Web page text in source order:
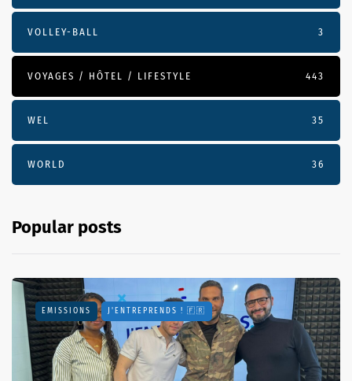
VOLLEY-BALL 3
VOYAGES / HÔTEL / LIFESTYLE 443
WEL 35
WORLD 36
Popular posts
EMISSIONS J'ENTREPRENDS ! 🇫🇷